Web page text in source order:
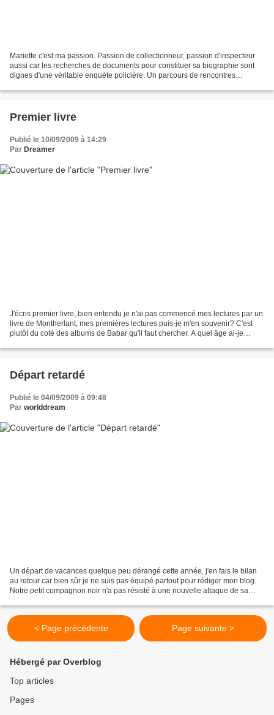
Mariette c'est ma passion. Passion de collectionneur, passion d'inspecteur
aussi car les recherches de documents pour constituer sa biographie sont
dignes d'une véritable enquète policière. Un parcours de rencontres
Premier livre
Publié le 10/09/2009 à 14:29
Par Dreamer
J'écris premier livre, bien entendu je n'ai pas commencé mes lectures par un
livre de Montherlant, mes premières lectures puis-je m'en souvenir? C'est
plutôt du coté des albums de Babar qu'il faut chercher. A quel âge ai-je
Départ retardé
Publié le 04/09/2009 à 09:48
Par worlddream
Un départ de vacances quelque peu dérangé cette année, j'en fais le bilan
au retour car bien sûr je ne suis pas équipé partout pour rédiger mon blog.
Notre petit compagnon noir n'a pas résisté à une nouvelle attaque de sa
< Page précédente Page suivante >
Hébergé par Overblog
Top articles
Pages